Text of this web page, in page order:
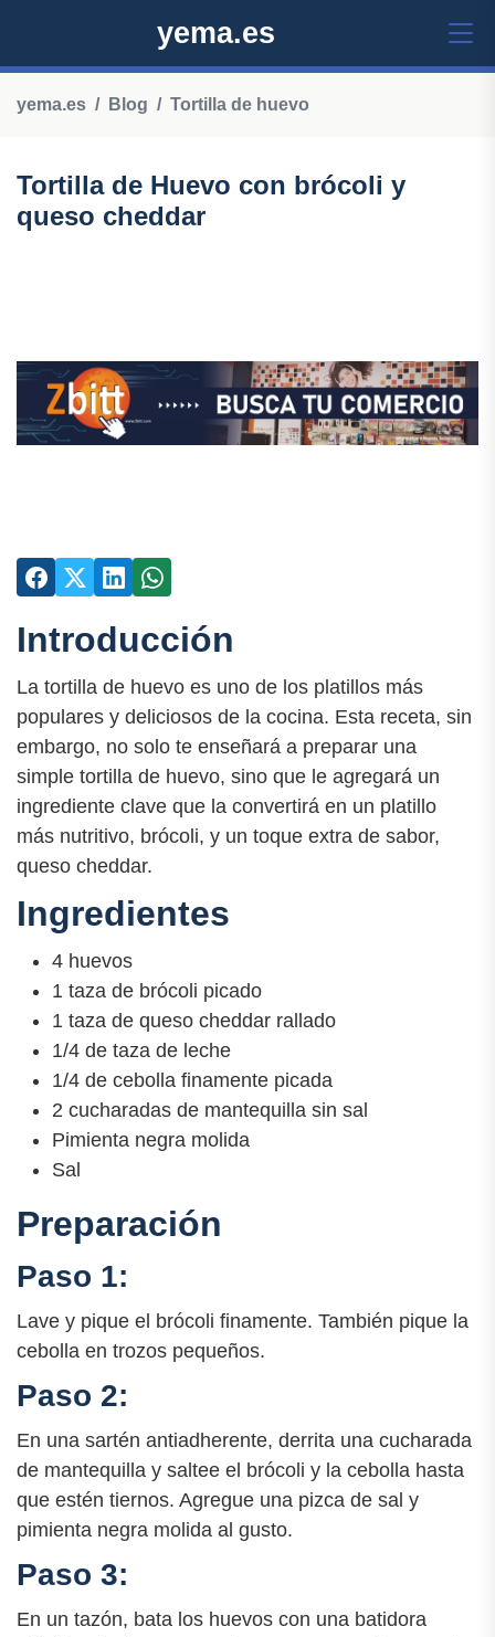
yema.es
yema.es Blog Tortilla de huevo
Tortilla de Huevo con brócoli y
queso cheddar
Introducción
La tortilla de huevo es uno de los platillos más
populares y deliciosos de la cocina. Esta receta, sin
embargo, no solo te enseñará a preparar una
simple tortilla de huevo, sino que le agregará un
ingrediente clave que la convertirá en un platillo
más nutritivo, brócoli, y un toque extra de sabor,
queso cheddar.
Ingredientes
4 huevos
1 taza de brócoli picado
1 taza de queso cheddar rallado
1/4 de taza de leche
1/4 de cebolla finamente picada
2 cucharadas de mantequilla sin sal
Pimienta negra molida
Sal
Preparación
Paso 1:
Lave y pique el brócoli finamente. También pique la
cebolla en trozos pequeños.
Paso 2:
En una sartén antiadherente, derrita una cucharada
de mantequilla y saltee el brócoli y la cebolla hasta
que estén tiernos. Agregue una pizca de sal y
pimienta negra molida al gusto.
Paso 3:
En un tazón, bata los huevos con una batidora